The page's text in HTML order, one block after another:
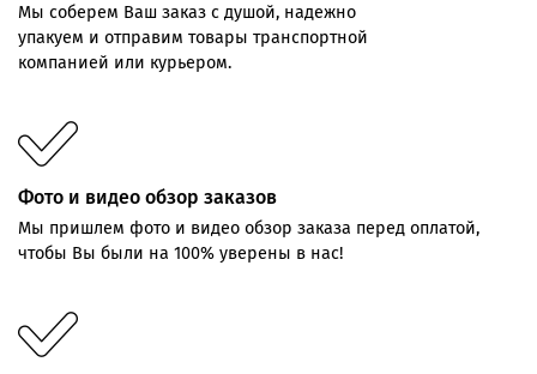
Мы соберем Ваш заказ с душой, надежно
упакуем и отправим товары транспортной
компанией или курьером.
Фото и видео обзор заказов
Мы пришлем фото и видео обзор заказа перед оплатой,
чтобы Вы были на 100% уверены в нас!